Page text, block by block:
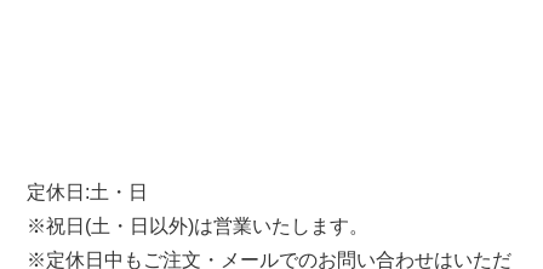
定休日:土・日
※祝日(土・日以外)は営業いたします。
※定休日中もご注文・メールでのお問い合わせはいただ